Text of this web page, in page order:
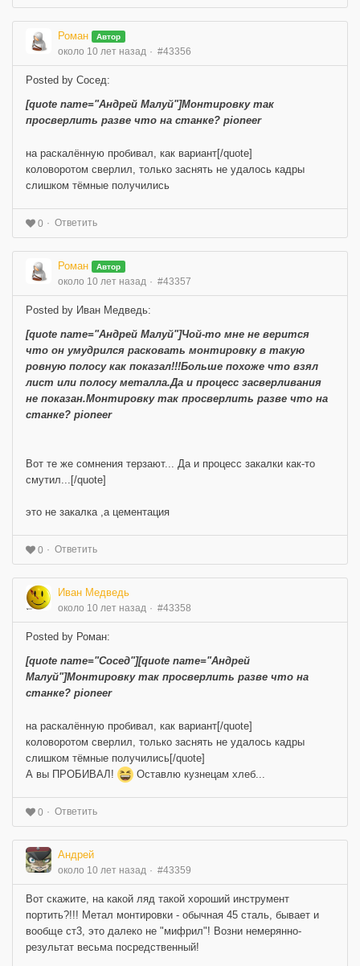
Роман Автор
около 10 лет назад #43356
Posted by Сосед:
[quote name="Андрей Малуй"]Монтировку так
просверлить разве что на станке? pioneer
на раскалённую пробивал, как вариант[/quote]
коловоротом сверлил, только заснять не удалось кадры
слишком тёмные получились
0 Ответить
Роман Автор
около 10 лет назад #43357
Posted by Иван Медведь:
[quote name="Андрей Малуй"]Чой-то мне не верится
что он умудрился расковать монтировку в такую
ровную полосу как показал!!!Больше похоже что взял
лист или полосу металла.Да и процесс засверливания
не показан.Монтировку так просверлить разве что на
станке? pioneer
Вот те же сомнения терзают... Да и процесс закалки как-то
смутил...[/quote]
это не закалка ,а цементация
0 Ответить
Иван Медведь
около 10 лет назад #43358
Posted by Роман:
[quote name="Сосед"][quote name="Андрей
Малуй"]Монтировку так просверлить разве что на
станке? pioneer
на раскалённую пробивал, как вариант[/quote]
коловоротом сверлил, только заснять не удалось кадры
слишком тёмные получились[/quote]
А вы ПРОБИВАЛ!
Оставлю кузнецам хлеб...
0 Ответить
Андрей
около 10 лет назад #43359
Вот скажите, на какой ляд такой хороший инструмент
портить?!!! Метал монтировки - обычная 45 сталь, бывает и
вообще ст3, это далеко не "мифрил"! Возни немерянно-
результат весьма посредственный!